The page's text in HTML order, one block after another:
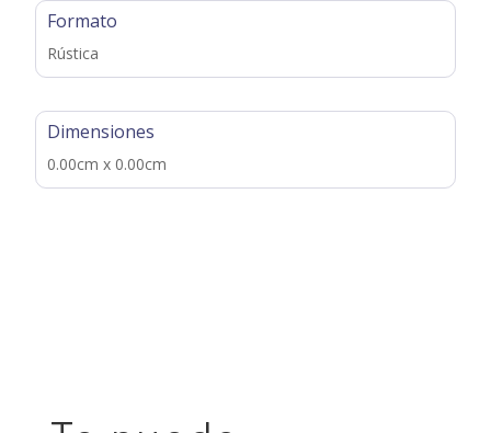
Formato
Rústica
Dimensiones
0.00cm x 0.00cm